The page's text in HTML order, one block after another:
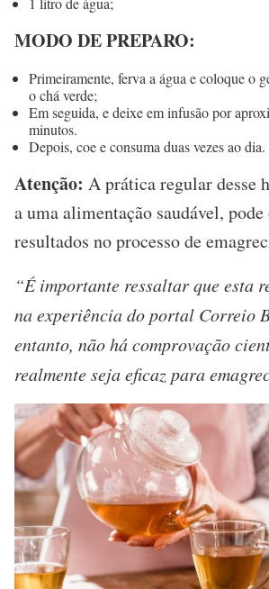
MODO DE PREPARO:
Primeiramente, ferva a água e coloque o
o chá verde;
Em seguida, e deixe em infusão por
minutos.
Depois, coe e consuma duas vezes ao dia.
Atenção: A prática regular desse
a uma alimentação saudável,
resultados no processo de
“É importante ressaltar que esta
na experiência do portal Correio
entanto, não há comprovação
realmente seja eficaz para